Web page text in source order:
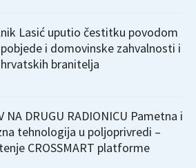
Lasić uputio čestitku povodom
pobjede i domovinske zahvalnosti i
hrvatskih branitelja
NA DRUGU RADIONICU Pametna i
tehnologija u poljoprivredi –
CROSSMART platforme